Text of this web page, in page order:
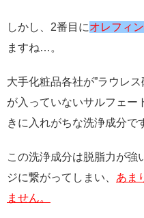
しかし、2番目にオレフィ
ますね…。
大手化粧品各社が”ラウレ
が入っていないサルフェー
きに入れがちな洗浄成分で
この洗浄成分は脱脂力が強
ジに繋がってしまい、 あま
ません。